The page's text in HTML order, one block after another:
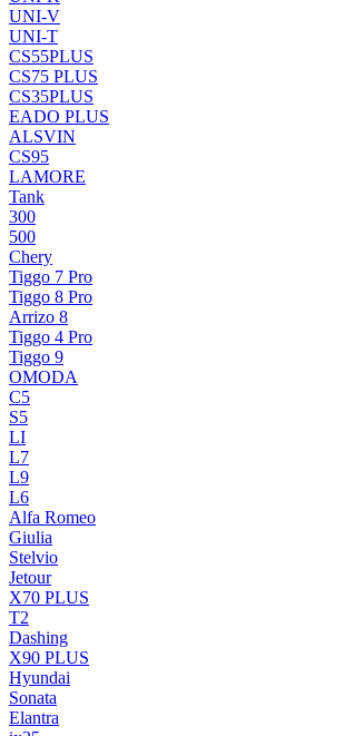
UNI-V
UNI-T
CS55PLUS
CS75 PLUS
CS35PLUS
EADO PLUS
ALSVIN
CS95
LAMORE
Tank
300
500
Chery
Tiggo 7 Pro
Tiggo 8 Pro
Arrizo 8
Tiggo 4 Pro
Tiggo 9
OMODA
C5
S5
LI
L7
L9
L6
Alfa Romeo
Giulia
Stelvio
Jetour
X70 PLUS
T2
Dashing
X90 PLUS
Hyundai
Sonata
Elantra